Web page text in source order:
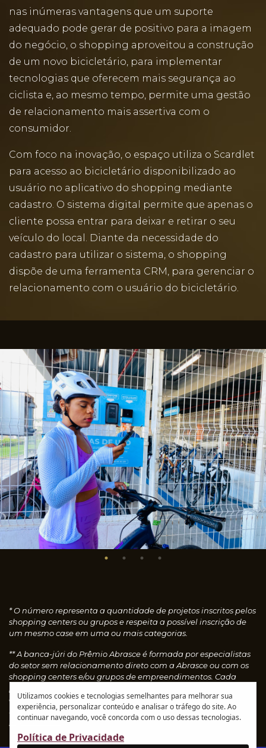
nas inúmeras vantagens que um suporte
adequado pode gerar de positivo para a imagem
do negócio, o shopping aproveitou a construção
de um novo bicicletário, para implementar
tecnologias que oferecem mais segurança ao
ciclista e, ao mesmo tempo, permite uma gestão
de relacionamento mais assertiva com o
consumidor.
Com foco na inovação, o espaço utiliza o Scardlet
para acesso ao bicicletário disponibilizado ao
usuário no aplicativo do shopping mediante
cadastro. O sistema digital permite que apenas o
cliente possa entrar para deixar e retirar o seu
veículo do local. Diante da necessidade do
cadastro para utilizar o sistema, o shopping
dispõe de uma ferramenta CRM, para gerenciar o
relacionamento com o usuário do bicicletário.
* O número representa a quantidade de projetos inscritos pelos
shopping centers ou grupos e respeita a possível inscrição de
um mesmo case em uma ou mais categorias.
** A banca-júri do Prêmio Abrasce é formada por especialistas
do setor sem relacionamento direto com a Abrasce ou com os
shopping centers e/ou grupos de empreendimentos. Cada
concedendo notas, que são calculadas automaticamente e
resultam nos vencedores de cada categoria.Leia o
regulamento
Utilizamos cookies e tecnologias semelhantes para melhorar sua
experiência, personalizar conteúdo e analisar o tráfego do site. Ao
continuar navegando, você concorda com o uso dessas tecnologias.
Política de Privacidade